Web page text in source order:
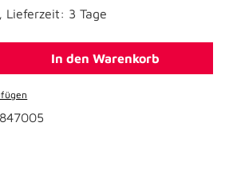
Lieferzeit: 3 Tage
In den Warenkorb
847005